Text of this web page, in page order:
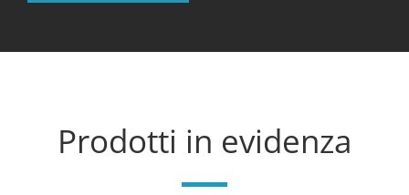
Prodotti in evidenza